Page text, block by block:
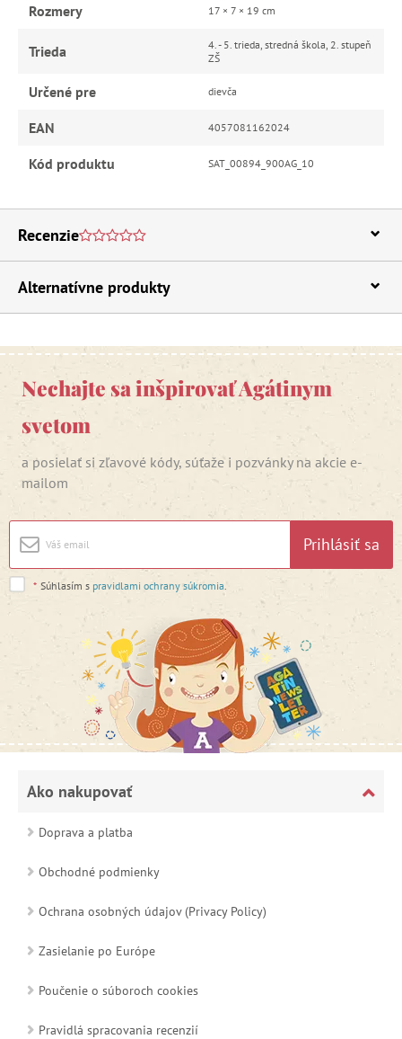
Rozmery 17 × 7 × 19 cm
Trieda
4. - 5. trieda, stredná škola, 2. stupeň
ZŠ
Určené pre dievča
EAN 4057081162024
Kód produktu SAT_00894_900AG_10
Recenzie
Alternatívne produkty
Nechajte sa inšpirovať Agátinym
svetom
a posielať si zľavové kódy, súťaže i pozvánky na akcie e-
mailom
Prihlásiť sa
* Súhlasím s pravidlami ochrany súkromia
Ako nakupovať
Doprava a platba
Obchodné podmienky
Ochrana osobných údajov (Privacy Policy)
Zasielanie po Európe
Poučenie o súboroch cookies
Pravidlá spracovania recenzií